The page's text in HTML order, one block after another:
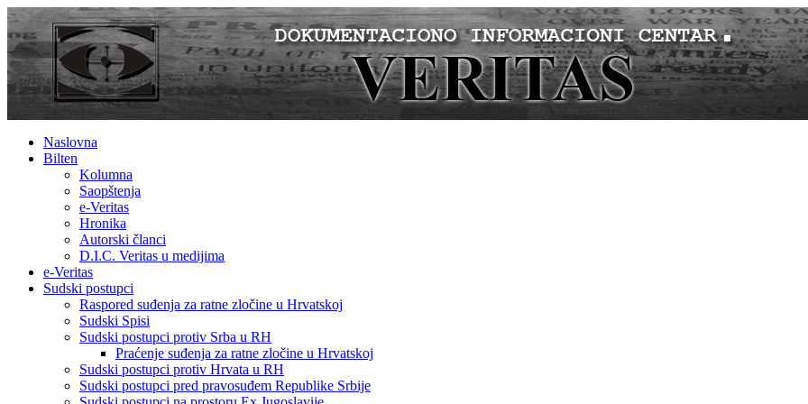
Naslovna
Bilten
Kolumna
Saopštenja
e-Veritas
Hronika
Autorski članci
D.I.C. Veritas u medijima
e-Veritas
Sudski postupci
Raspored suđenja za ratne zločine u Hrvatskoj
Sudski Spisi
Sudski postupci protiv Srba u RH
Praćenje suđenja za ratne zločine u Hrvatskoj
Sudski postupci protiv Hrvata u RH
Sudski postupci pred pravosuđem Republike Srbije